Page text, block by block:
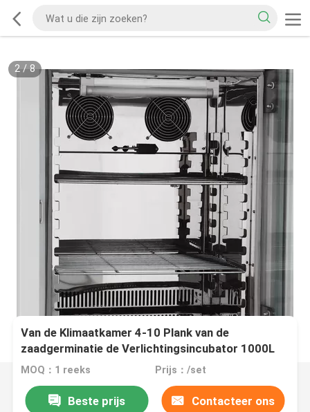
2/8
Van de Klimaatkamer 4-10 Plank van de
zaadgerminatie de Verlichtingsincubator 1000L
MOQ：1 reeks Prijs：/set
Beste prijs Contacteer ons